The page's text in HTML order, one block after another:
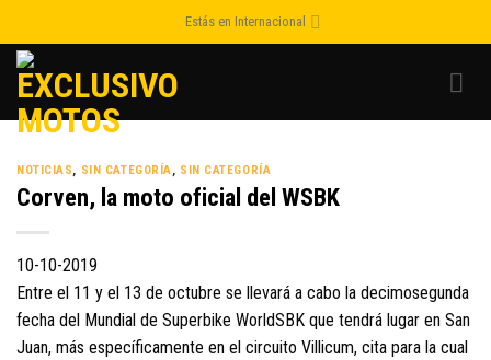
to
content
Estás en Internacional
NOTICIAS SIN CATEGORÍA SIN CATEGORÍA
Corven, la moto oficial del WSBK
10-10-2019
Entre el 11 y el 13 de octubre se llevará a cabo la decimosegunda
fecha del Mundial de Superbike WorldSBK que tendrá lugar en San
Juan, más específicamente en el circuito Villicum, cita para la cual